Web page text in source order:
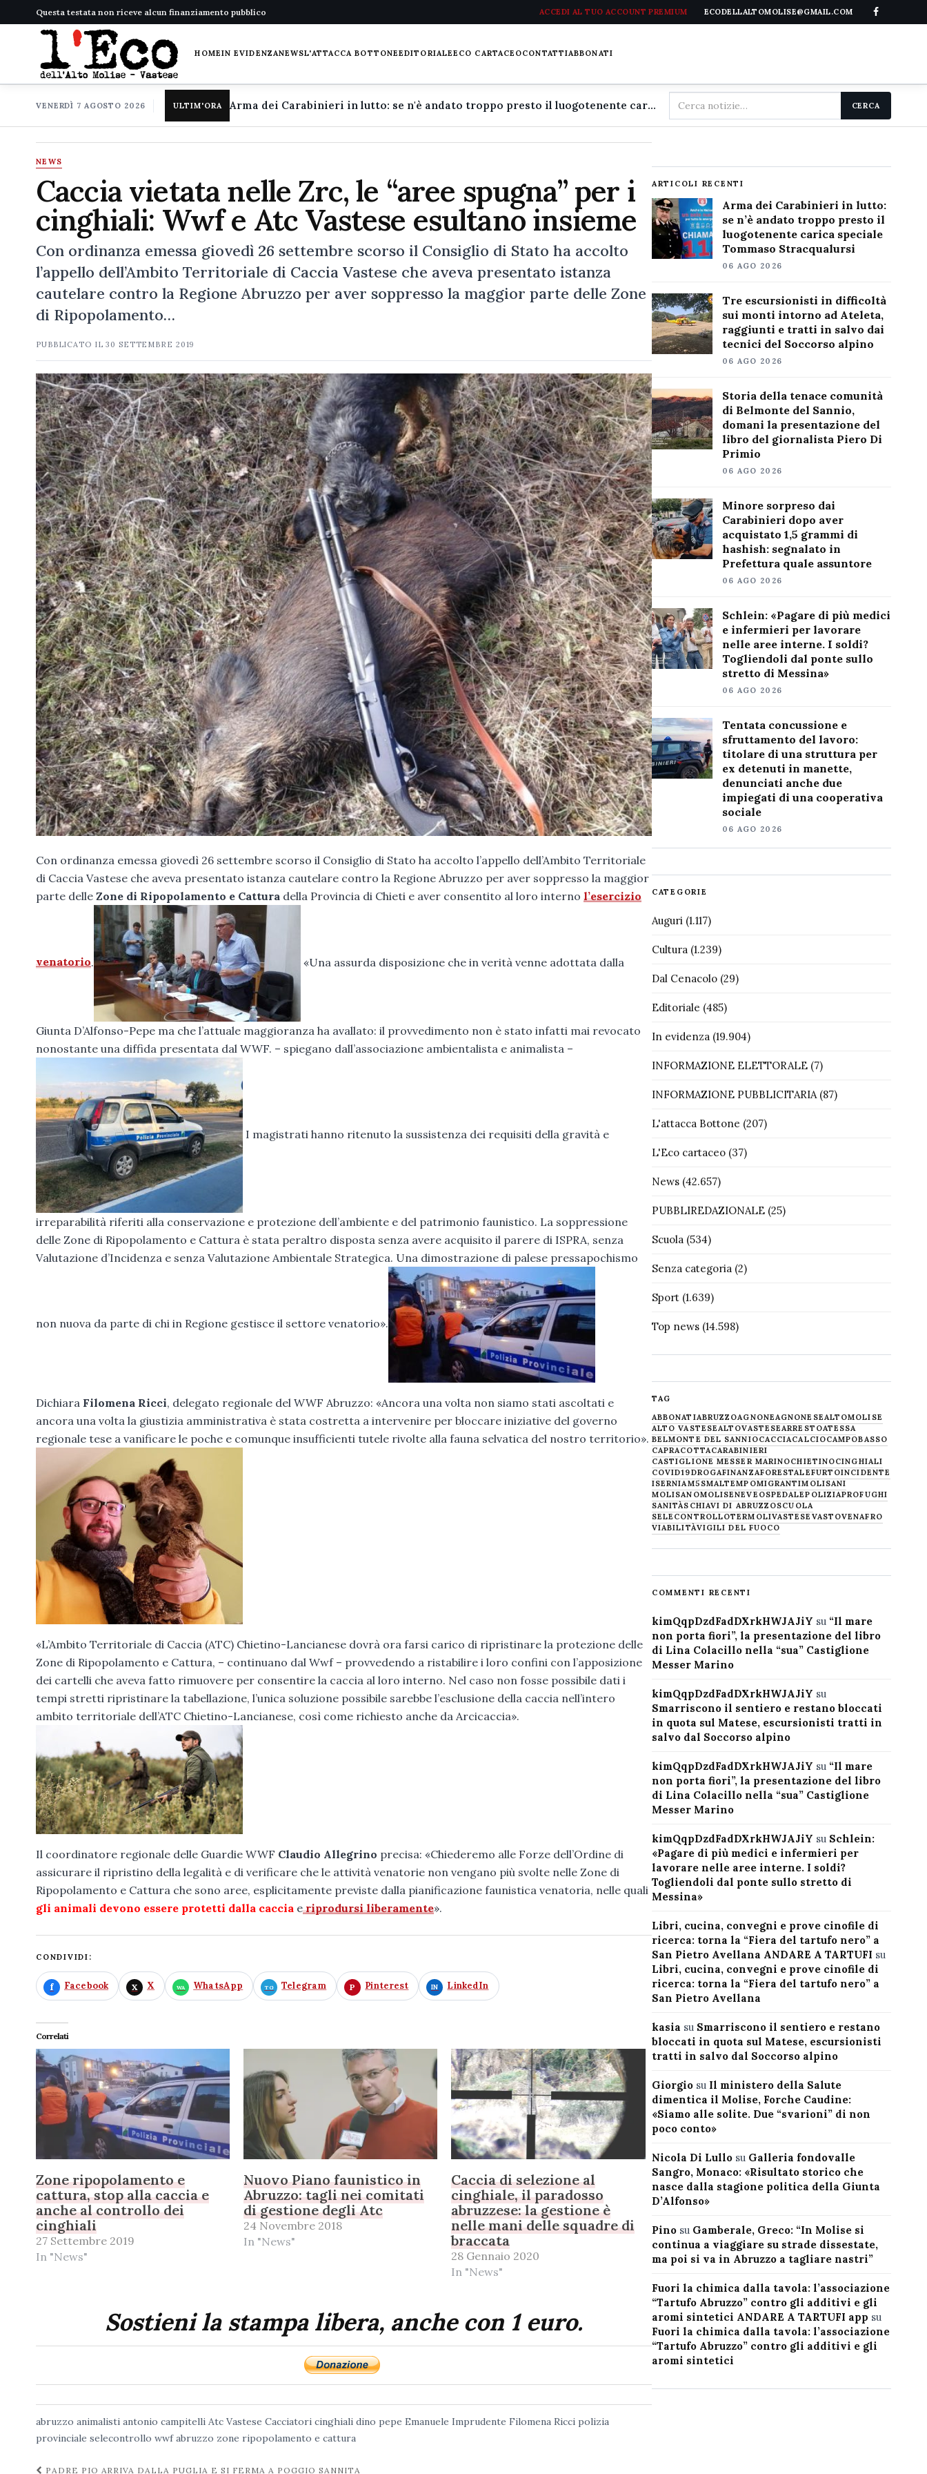
Questa testata non riceve alcun finanziamento pubblico ACCEDI AL TUO ACCOUNT PREMIUM ECODELLALTOMOLISE@GMAIL.COM
HOMEIN EVIDENZANEWSL'ATTACCA BOTTONEEDITORIALEECO CARTACEOCONTATTIABBONATI
VENERDÌ 7 AGOSTO 2026 ULTIM'ORA Arma dei Carabinieri in lutto: se n'è andato troppo presto il luogotenente carica speciale Tommaso Stracqualursi
Cerca
nel
CERCA
NEWS
Caccia vietata nelle Zrc, le “aree spugna” per i
cinghiali: Wwf e Atc Vastese esultano insieme
Con ordinanza emessa giovedì 26 settembre scorso il Consiglio di Stato ha accolto
l’appello dell’Ambito Territoriale di Caccia Vastese che aveva presentato istanza
cautelare contro la Regione Abruzzo per aver soppresso la maggior parte delle Zone
di Ripopolamento…
PUBBLICATO IL30 SETTEMBRE 2019
Con ordinanza emessa giovedì 26 settembre scorso il Consiglio di Stato ha accolto l’appello dell’Ambito Territoriale
di Caccia Vastese che aveva presentato istanza cautelare contro la Regione Abruzzo per aver soppresso la maggior
parte delle Zone di Ripopolamento e Cattura della Provincia di Chieti e aver consentito al loro interno l’esercizio
venatorio. «Una assurda disposizione che in verità venne adottata dalla
Giunta D’Alfonso-Pepe ma che l’attuale maggioranza ha avallato: il provvedimento non è stato infatti mai revocato
nonostante una diffida presentata dal WWF. – spiegano dall’associazione ambientalista e animalista –
I magistrati hanno ritenuto la sussistenza dei requisiti della gravità e
irreparabilità riferiti alla conservazione e protezione dell’ambiente e del patrimonio faunistico. La soppressione
delle Zone di Ripopolamento e Cattura è stata peraltro disposta senza avere acquisito il parere di ISPRA, senza
Valutazione d’Incidenza e senza Valutazione Ambientale Strategica. Una dimostrazione di palese pressapochismo
non nuova da parte di chi in Regione gestisce il settore venatorio».
Dichiara Filomena Ricci, delegato regionale del WWF Abruzzo: «Ancora una volta non siamo stati ascoltati e
ancora una volta la giustizia amministrativa è stata costretta a intervenire per bloccare iniziative del governo
regionale tese a vanificare le poche e comunque insufficienti tutele rivolte alla fauna selvatica del nostro territorio».
«L’Ambito Territoriale di Caccia (ATC) Chietino-Lancianese dovrà ora farsi carico di ripristinare la protezione delle
Zone di Ripopolamento e Cattura, – continuano dal Wwf – provvedendo a ristabilire i loro confini con l’apposizione
dei cartelli che aveva fatto rimuovere per consentire la caccia al loro interno. Nel caso non fosse possibile dati i
tempi stretti ripristinare la tabellazione, l’unica soluzione possibile sarebbe l’esclusione della caccia nell’intero
ambito territoriale dell’ATC Chietino-Lancianese, così come richiesto anche da Arcicaccia».
Il coordinatore regionale delle Guardie WWF Claudio Allegrino precisa: «Chiederemo alle Forze dell’Ordine di
assicurare il ripristino della legalità e di verificare che le attività venatorie non vengano più svolte nelle Zone di
Ripopolamento e Cattura che sono aree, esplicitamente previste dalla pianificazione faunistica venatoria, nelle quali
gli animali devono essere protetti dalla caccia eriprodursi liberamente».
CONDIVIDI:
Facebook X WhatsApp Telegram Pinterest LinkedIn
Correlati
Zone ripopolamento e
cattura, stop alla caccia e
anche al controllo dei
cinghiali
27 Settembre 2019
In "News"
Nuovo Piano faunistico in
Abruzzo: tagli nei comitati
di gestione degli Atc
24 Novembre 2018
In "News"
Caccia di selezione al
cinghiale, il paradosso
abruzzese: la gestione è
nelle mani delle squadre di
braccata
28 Gennaio 2020
In "News"
Sostieni la stampa libera, anche con 1 euro.
abruzzo animalisti antonio campitelli Atc Vastese Cacciatori cinghiali dino pepe Emanuele Imprudente Filomena Ricci polizia
provinciale selecontrollo wwf abruzzo zone ripopolamento e cattura
PADRE PIO ARRIVA DALLA PUGLIA E SI FERMA A POGGIO SANNITA
ARTICOLI RECENTI
Arma dei Carabinieri in lutto:
se n’è andato troppo presto il
luogotenente carica speciale
Tommaso Stracqualursi
06 AGO 2026
Tre escursionisti in difficoltà
sui monti intorno ad Ateleta,
raggiunti e tratti in salvo dai
tecnici del Soccorso alpino
06 AGO 2026
Storia della tenace comunità
di Belmonte del Sannio,
domani la presentazione del
libro del giornalista Piero Di
Primio
06 AGO 2026
Minore sorpreso dai
Carabinieri dopo aver
acquistato 1,5 grammi di
hashish: segnalato in
Prefettura quale assuntore
06 AGO 2026
Schlein: «Pagare di più medici
e infermieri per lavorare
nelle aree interne. I soldi?
Togliendoli dal ponte sullo
stretto di Messina»
06 AGO 2026
Tentata concussione e
sfruttamento del lavoro:
titolare di una struttura per
ex detenuti in manette,
denunciati anche due
impiegati di una cooperativa
sociale
06 AGO 2026
CATEGORIE
Auguri(1.117)
Cultura(1.239)
Dal Cenacolo(29)
Editoriale (485)
In evidenza(19.904)
INFORMAZIONE ELETTORALE(7)
INFORMAZIONE PUBBLICITARIA(87)
L'attacca Bottone (207)
L'Eco cartaceo(37)
News(42.657)
PUBBLIREDAZIONALE(25)
Scuola(534)
Senza categoria(2)
Sport(1.639)
Top news(14.598)
TAG
ABBONATIABRUZZOAGNONEAGNONESEALTOMOLISE
ALTO VASTESEALTOVASTESEARRESTOATESSA
BELMONTE DEL SANNIOCACCIACALCIOCAMPOBASSO
CAPRACOTTACARABINIERI
CASTIGLIONE MESSER MARINOCHIETINOCINGHIALI
COVID19DROGAFINANZAFORESTALEFURTOINCIDENTE
ISERNIAM5SMALTEMPOMIGRANTIMOLISANI
MOLISANOMOLISENEVE OSPEDALEPOLIZIAPROFUGHI
SANITÀSCHIAVI DI ABRUZZOSCUOLA
SELECONTROLLOTERMOLIVASTESE VASTOVENAFRO
VIABILITÀVIGILI DEL FUOCO
COMMENTI RECENTI
kimQqpDzdFadDXrkHWJAJiY su “Il mare
non porta fiori”, la presentazione del libro
di Lina Colacillo nella “sua” Castiglione
Messer Marino
kimQqpDzdFadDXrkHWJAJiY su
Smarriscono il sentiero e restano bloccati
in quota sul Matese, escursionisti tratti in
salvo dal Soccorso alpino
kimQqpDzdFadDXrkHWJAJiY su “Il mare
non porta fiori”, la presentazione del libro
di Lina Colacillo nella “sua” Castiglione
Messer Marino
kimQqpDzdFadDXrkHWJAJiY su Schlein:
«Pagare di più medici e infermieri per
lavorare nelle aree interne. I soldi?
Togliendoli dal ponte sullo stretto di
Messina»
Libri, cucina, convegni e prove cinofile di
ricerca: torna la “Fiera del tartufo nero” a
San Pietro Avellana ANDARE A TARTUFI su
Libri, cucina, convegni e prove cinofile di
ricerca: torna la “Fiera del tartufo nero” a
San Pietro Avellana
kasia su Smarriscono il sentiero e restano
bloccati in quota sul Matese, escursionisti
tratti in salvo dal Soccorso alpino
Giorgiosu Il ministero della Salute
dimentica il Molise, Forche Caudine:
«Siamo alle solite. Due “svarioni” di non
poco conto»
Nicola Di Lullosu Galleria fondovalle
Sangro, Monaco: «Risultato storico che
nasce dalla stagione politica della Giunta
D’Alfonso»
Pinosu Gamberale, Greco: “In Molise si
continua a viaggiare su strade dissestate,
ma poi si va in Abruzzo a tagliare nastri”
Fuori la chimica dalla tavola: l’associazione
“Tartufo Abruzzo” contro gli additivi e gli
aromi sintetici ANDARE A TARTUFI app su
Fuori la chimica dalla tavola: l’associazione
“Tartufo Abruzzo” contro gli additivi e gli
aromi sintetici